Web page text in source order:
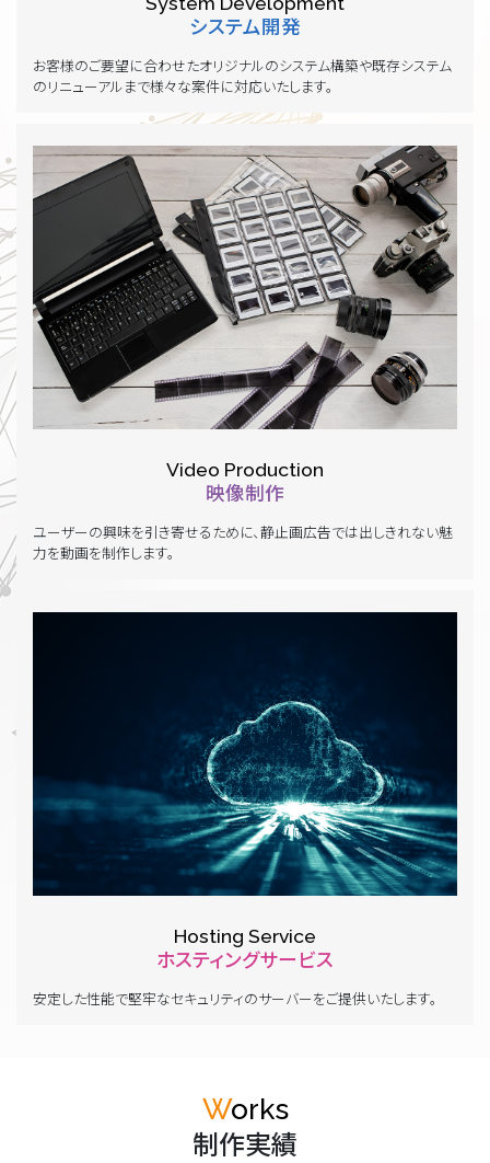
システム開発
お客様のご要望に合わせたオリジナルのシステム構築や既存システム
のリニューアルまで様々な案件に対応いたします。
Video Production
映像制作
ユーザーの興味を引き寄せるために、静止画広告では出しきれない魅
力を動画を制作します。
Hosting Service
ホスティングサービス
安定した性能で堅牢なセキュリティのサーバーをご提供いたします。
Works
制作実績